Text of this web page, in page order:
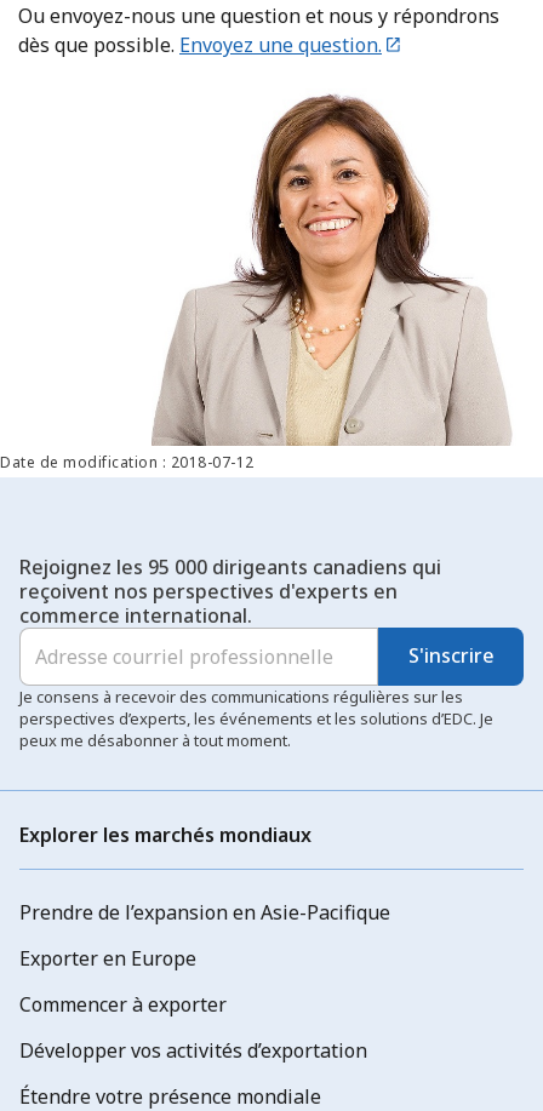
Ou envoyez-nous une question et nous y répondrons
dès que possible. Envoyez une question.
Date de modification : 2018-07-12
Rejoignez les 95 000 dirigeants canadiens qui
reçoivent nos perspectives d'experts en
commerce international.
S'inscrire
Je consens à recevoir des communications régulières sur les
perspectives d’experts, les événements et les solutions d’EDC. Je
peux me désabonner à tout moment.
Explorer les marchés mondiaux
Prendre de l’expansion en Asie-Pacifique
Exporter en Europe
Commencer à exporter
Développer vos activités d’exportation
Étendre votre présence mondiale